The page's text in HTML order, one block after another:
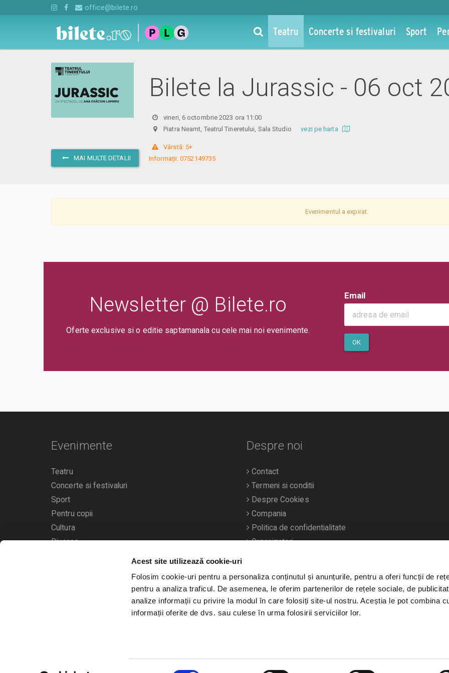
Acest site utilizează cookie-uri
Folosim cookie-uri pentru a personaliza conținutul și anunțurile, pentru a oferi funcții de
pentru a analiza traficul. De asemenea, le oferim partenerilor de rețele sociale, de
analize informații cu privire la modul în care folosiți site-ul nostru. Aceștia le pot combina
informații oferite de dvs. sau culese în urma folosirii serviciilor lor.
office@bilete.ro
Teatru Concerte si festivaluri Sport
MAI MULTE DETALII
Bilete la Jurassic - 06 oct
vineri, 6 octombrie 2023 ora 11:00
Piatra Neamt, Teatrul Tineretului, Sala Studiovezi pe harta
Vârstă: 5+
Informații: 0752149735
Evenimentul a expirat.
Newsletter @ Bilete.ro
Oferte exclusive si o editie saptamanala cu cele mai noi evenimente.
Email
OK
Evenimente
Teatru
Concerte si festivaluri
Sport
Pentru copii
Cultura
Diverse
Calendarul evenimentelor
Despre noi
Contact
Termeni si conditii
Despre Cookies
Compania
Politica de confidentialitate
Organizatori
Bilete.ro